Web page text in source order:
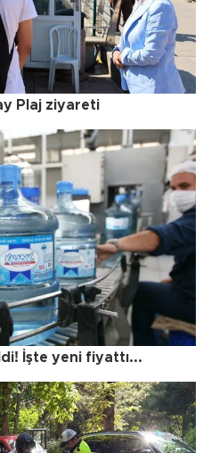
Plaj ziyareti
İşte yeni fiyattı...